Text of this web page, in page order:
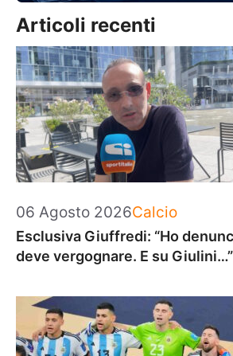
Articoli recenti
06 Agosto 2026Categorie
Calcio
Esclusiva Giuffredi: “Ho
deve vergognare. E su Giulini…”